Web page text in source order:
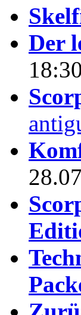
Der